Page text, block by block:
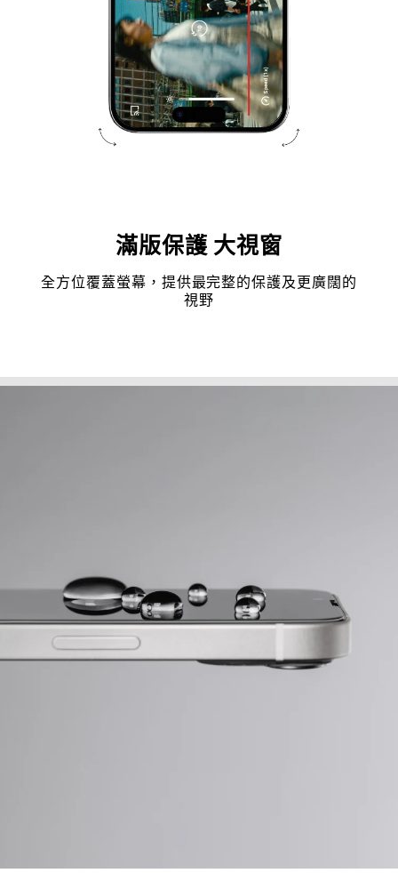
滿版保護 大視窗
全方位覆蓋螢幕，提供最完整的保護及更廣闊的
視野